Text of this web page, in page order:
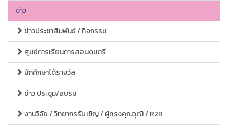
ข่าว
ข่าวประชาสัมพันธ์ / กิจกรรม
ศูนย์การเรียนการสอนดนตรี
นักศึกษาได้รางวัล
ข่าว ประชุม/อบรม
งานวิจัย / วิทยากรรับเชิญ / ผู้ทรงคุณวุฒิ / R2R